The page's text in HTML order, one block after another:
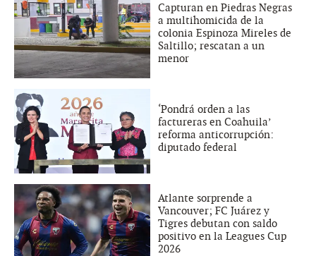
Capturan en Piedras Negras
a multihomicida de la
colonia Espinoza Mireles de
Saltillo; rescatan a un
menor
‘Pondrá orden a las
factureras en Coahuila’
reforma anticorrupción:
diputado federal
Atlante sorprende a
Vancouver; FC Juárez y
Tigres debutan con saldo
positivo en la Leagues Cup
2026